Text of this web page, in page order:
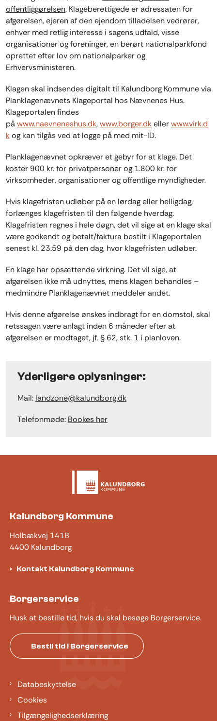
offentliggørelsen. Klageberettigede er adressaten for
afgørelsen, ejeren af den ejendom tilladelsen vedrører,
enhver med retlig interesse i sagens udfald, visse
organisationer og foreninger, en berørt nationalparkfond
oprettet efter lov om nationalparker og
Erhvervsministeren.
Klagen skal indsendes digitalt til Kalundborg Kommune via
Planklagenævnets Klageportal hos Nævnenes Hus.
Klageportalen findes
påwww.naevneneshus.dk,www.borger.dkellerwww.virk.d
kog kan tilgås ved at logge på med mit-ID.
Planklagenævnet opkræver et gebyr for at klage. Det
koster 900 kr. for privatpersoner og 1.800 kr. for
virksomheder, organisationer og offentlige myndigheder.
Hvis klagefristen udløber på en lørdag eller helligdag,
forlænges klagefristen til den følgende hverdag.
Klagefristen regnes i hele døgn, det vil sige at en klage skal
være godkendt og betalt/faktura bestilt i Klageportalen
senest kl. 23.59 på den dag, hvor klagefristen udløber.
En klage har opsættende virkning. Det vil sige, at
afgørelsen ikke må udnyttes, mens klagen behandles –
medmindre Planklagenævnet meddeler andet.
Hvis denne afgørelse ønskes indbragt for en domstol, skal
retssagen være anlagt inden 6 måneder efter at
afgørelsen er modtaget, jf. § 62, stk. 1 i planloven.
Yderligere oplysninger:
Mail: landzone@kalundborg.dk
Telefonmøde: Bookes her
Kalundborg Kommune
Holbækvej 141B
4400 Kalundborg
Kontakt Kalundborg Kommune
Borgerservice
Husk at bestille tid, hvis du skal besøge Borgerservice.
Bestil tid i Borgerservice
Databeskyttelse
Cookies
Tilgængelighedserklæring